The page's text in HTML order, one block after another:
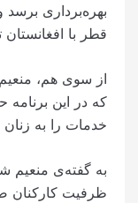
بهره‌برداری برسد
قطر با افغانستان
از سوی هم،
که در این برنامه
خدمات را به
به گفته‌ی منعیم
ظرفیت کارکنان